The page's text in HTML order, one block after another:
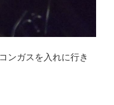
ンガスを入れに行き